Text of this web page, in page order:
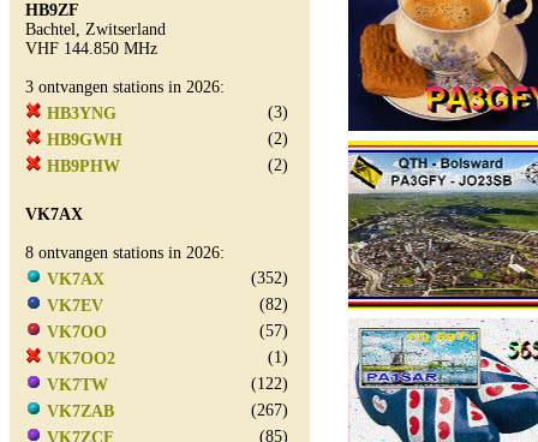
HB9ZF
Bachtel, Zwitserland
VHF 144.850 MHz
3 ontvangen stations in 2026:
HB3YNG
(3)
HB9GWH
(2)
HB9PHW
(2)
VK7AX
8 ontvangen stations in 2026:
VK7AX
(352)
VK7EV
(82)
VK7OO
(57)
VK7OO2
(1)
VK7TW
(122)
VK7ZAB
(267)
VK7ZCF
(85)